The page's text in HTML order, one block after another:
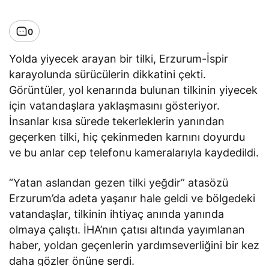
0
Yolda yiyecek arayan bir tilki, Erzurum-İspir
karayolunda sürücülerin dikkatini çekti.
Görüntüler, yol kenarında bulunan tilkinin yiyecek
için vatandaşlara yaklaşmasını gösteriyor.
İnsanlar kısa sürede tekerleklerin yanından
geçerken tilki, hiç çekinmeden karnını doyurdu
ve bu anlar cep telefonu kameralarıyla kaydedildi.
“Yatan aslandan gezen tilki yeğdir” atasözü
Erzurum’da adeta yaşanır hale geldi ve bölgedeki
vatandaşlar, tilkinin ihtiyaç anında yanında
olmaya çalıştı. İHA’nın çatısı altında yayımlanan
haber, yoldan geçenlerin yardımseverliğini bir kez
daha gözler önüne serdi.